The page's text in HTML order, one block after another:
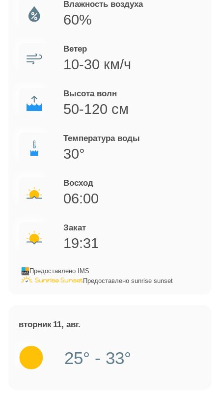
Высота волн
50-120 см
Температура воды
30°
Влажность воздуха
60%
Восход
06:00
Ветер
10-30 км/ч
Закат
19:31
Предоставлено IMS
Предоставлено sunrise sunset
вторник 11, авг.
25° - 33°